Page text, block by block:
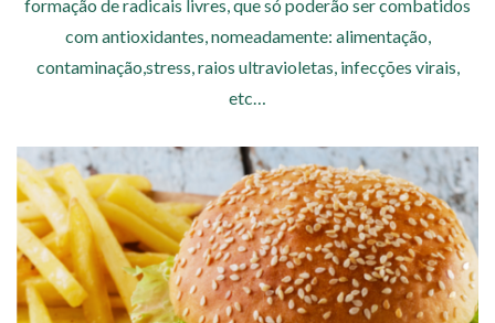
formação de radicais livres, que só poderão ser combatidos
com antioxidantes, nomeadamente: alimentação,
contaminação,stress, raios ultravioletas, infecções virais,
etc…